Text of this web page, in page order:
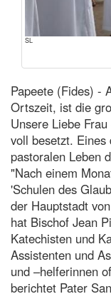
SL
Papeete (Fides) -
Ortszeit, ist die
Unsere Liebe
voll besetzt.
pastoralen Leben
"Nach einem
'Schulen des
der Hauptstadt
hat Bischof Jean
Katechisten und
Assistenten und
und –helferinnen
berichtet Pater